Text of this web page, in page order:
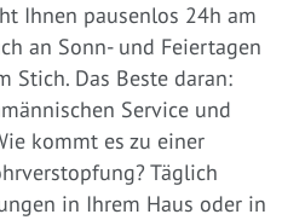
Ihnen pausenlos 24h am
an Sonn- und Feiertagen
Stich. Das Beste daran:
Service und
kommt es zu einer
Täglich
in Ihrem Haus oder in